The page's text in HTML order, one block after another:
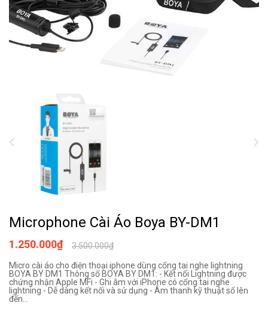
Microphone Cài Áo Boya BY-DM1
3.500.000₫
1.250.000₫
Micro cài áo cho điện thoại iphone dùng cổng tai nghe lightning
BOYA BY DM1 Thông số BOYA BY DM1: - Kết nối Lightning được
chứng nhận Apple MFi - Ghi âm với iPhone có cổng tai nghe
lightning - Dễ dàng kết nối và sử dụng - Âm thanh kỹ thuật số lên
đến...